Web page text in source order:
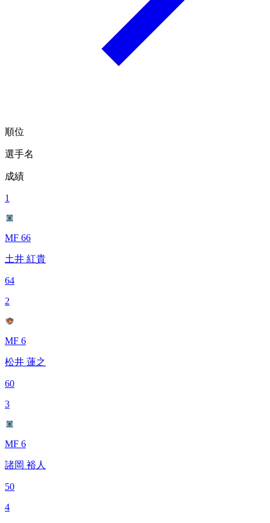
順位
選手名
成績
1
MF 66
土井 紅貴
64
2
MF 6
松井 蓮之
60
3
MF 6
諸岡 裕人
50
4